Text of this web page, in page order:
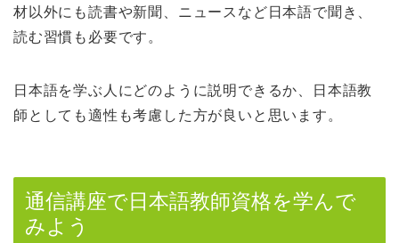
材以外にも読書や新聞、ニュースなど日本語で聞き、
読む習慣も必要です。
日本語を学ぶ人にどのように説明できるか、日本語教
師としても適性も考慮した方が良いと思います。
通信講座で日本語教師資格を学んで
みよう